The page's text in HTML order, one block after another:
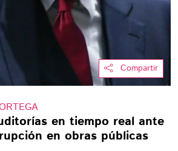
Compartir
en tiempo real ante
en obras públicas